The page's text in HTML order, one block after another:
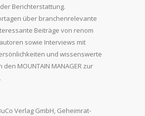
Berichterstattung.
über branchenrelevante
Beiträge von renom
sowie Interviews mit
und wissenswerte
den MOUNTAIN MANAGER zur
Verlag GmbH, Geheimrat-